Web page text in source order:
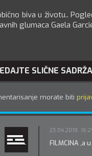
biva u životu..
glumaca Gaela
SLIČNE
morate biti
23.04.2018.
FILMCINA ,a